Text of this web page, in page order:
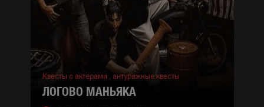
Квесты с актерами , антуражные квесты
ЛОГОВО МАНЬЯКА